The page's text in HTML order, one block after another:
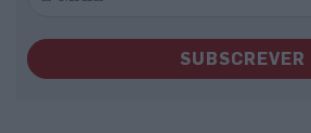
SUBSCREVER